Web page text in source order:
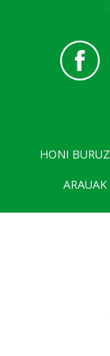
HONI BURUZ
ARAUAK